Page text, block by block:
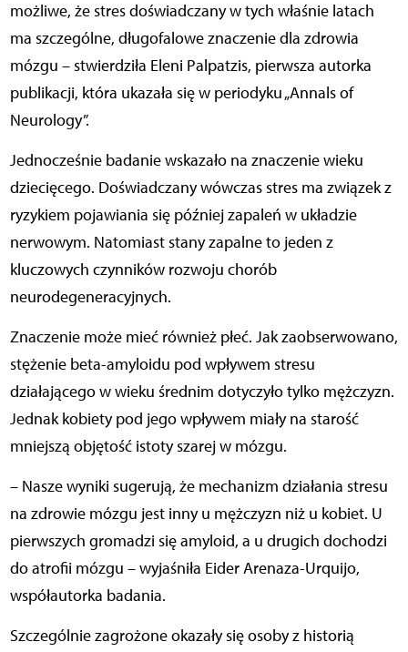
możliwe, że stres doświadczany w tych właśnie latach
ma szczególne, długofalowe znaczenie dla zdrowia
mózgu – stwierdziła Eleni Palpatzis, pierwsza autorka
publikacji, która ukazała się w periodyku „Annals of
Neurology”.
Jednocześnie badanie wskazało na znaczenie wieku
dziecięcego. Doświadczany wówczas stres ma związek z
ryzykiem pojawiania się później zapaleń w układzie
nerwowym. Natomiast stany zapalne to jeden z
kluczowych czynników rozwoju chorób
neurodegeneracyjnych.
Znaczenie może mieć również płeć. Jak zaobserwowano,
stężenie beta-amyloidu pod wpływem stresu
działającego w wieku średnim dotyczyło tylko mężczyzn.
Jednak kobiety pod jego wpływem miały na starość
mniejszą objętość istoty szarej w mózgu.
– Nasze wyniki sugerują, że mechanizm działania stresu
na zdrowie mózgu jest inny u mężczyzn niż u kobiet. U
pierwszych gromadzi się amyloid, a u drugich dochodzi
do atrofii mózgu – wyjaśniła Eider Arenaza-Urquijo,
współautorka badania.
Szczególnie zagrożone okazały się osoby z historią